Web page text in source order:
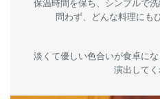
保温時間を保ち、シンプルで
問わず、どんな料理にも
淡くて優しい色合いが食卓に
演出してく